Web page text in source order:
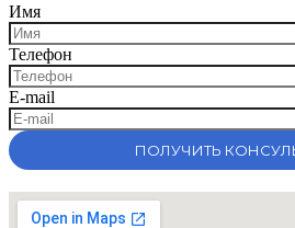
Имя
Телефон
E-mail